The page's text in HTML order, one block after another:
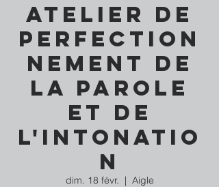
Atelier de
perfection
nement de
la parole
et de
l'intonatio
n
dim. 18 févr.
  |
Aigle